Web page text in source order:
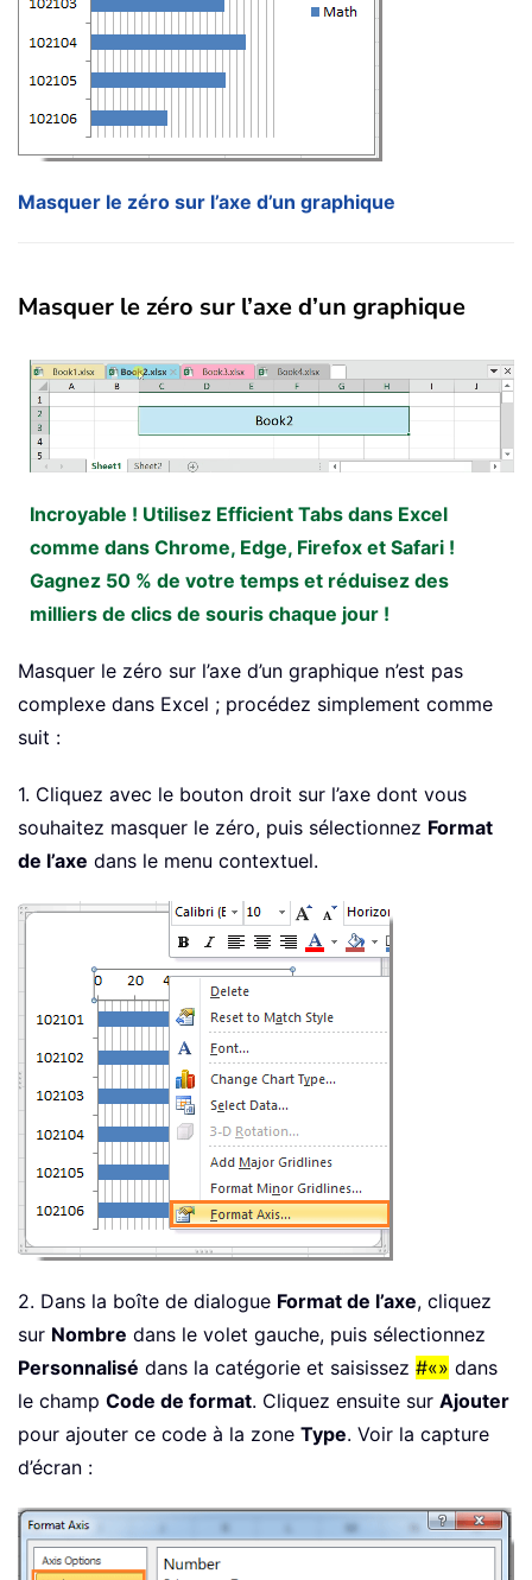
Masquer le zéro sur l’axe d’un graphique
Masquer le zéro sur l’axe d’un graphique
Incroyable ! Utilisez Efficient Tabs dans Excel
comme dans Chrome, Edge, Firefox et Safari !
Gagnez 50 % de votre temps et réduisez des
milliers de clics de souris chaque jour !
Masquer le zéro sur l’axe d’un graphique n’est pas
complexe dans Excel ; procédez simplement comme
suit :
1. Cliquez avec le bouton droit sur l’axe dont vous
souhaitez masquer le zéro, puis sélectionnez Format
de l’axe dans le menu contextuel.
2. Dans la boîte de dialogue Format de l’axe, cliquez
sur Nombre dans le volet gauche, puis sélectionnez
Personnalisé dans la catégorie et saisissez #«» dans
le champ Code de format. Cliquez ensuite sur Ajouter
pour ajouter ce code à la zone Type. Voir la capture
d’écran :